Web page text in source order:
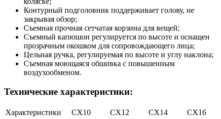
Контурный подголовник поддерживает голову, не
закрывая обзор;
Съемная прочная сетчатая корзина для вещей;
Съемный капюшон регулируется по высоте и оснащен
прозрачным окошком для сопровождающего лица;
Цельная ручка, регулируемая по высоте и углу наклона;
Съемная моющаяся обшивка с повышенным
воздухообменом.
Технические характеристики:
Характеристики CX10 CX12 CX14
CX16